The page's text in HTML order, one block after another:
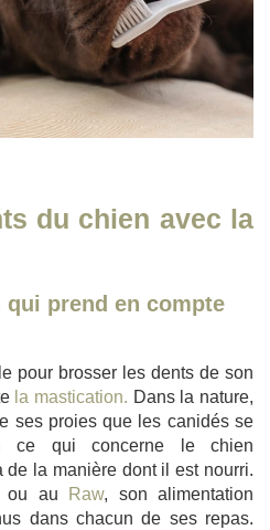
du chien avec la
qui prend en compte
pour brosser les dents de son
la mastication. Dans la nature,
ses proies que les canidés se
ce qui concerne le chien
de la manière dont il est nourri.
ou au
Raw, son alimentation
dans chacun de ses repas.